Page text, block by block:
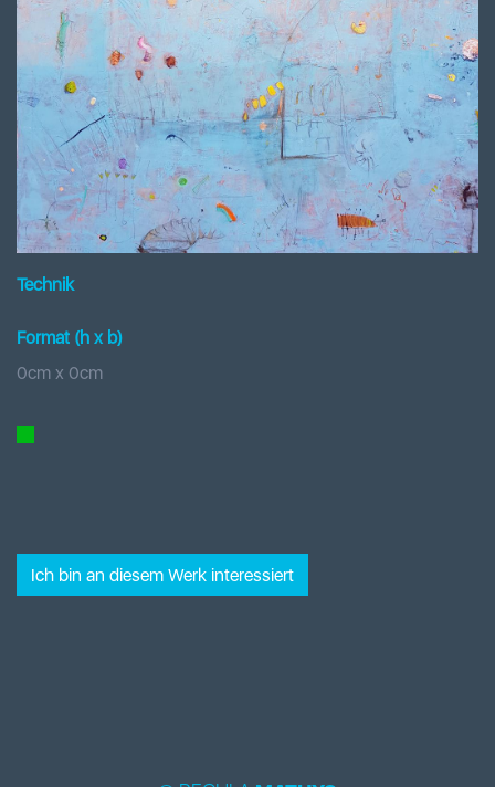
Technik
Format (h x b)
0cm x 0cm
Ich bin an diesem Werk interessiert